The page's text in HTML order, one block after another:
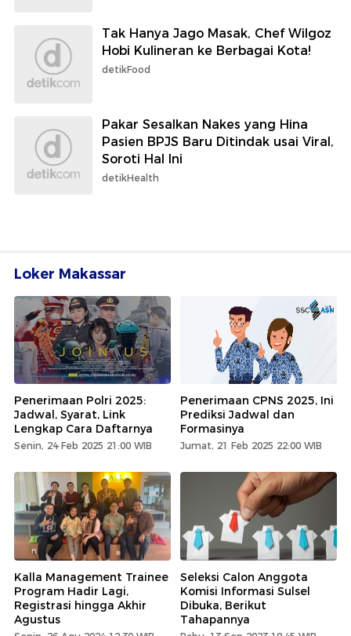
Tak Hanya Jago Masak, Chef Wilgoz
Hobi Kulineran ke Berbagai Kota!
detikFood
Pakar Sesalkan Nakes yang Hina
Pasien BPJS Baru Ditindak usai Viral,
Soroti Hal Ini
detikHealth
Loker Makassar
Penerimaan Polri 2025:
Jadwal, Syarat, Link
Lengkap Cara Daftarnya
Senin, 24 Feb 2025 21:00 WIB
Penerimaan CPNS 2025, Ini
Prediksi Jadwal dan
Formasinya
Jumat, 21 Feb 2025 22:00 WIB
Kalla Management Trainee
Program Hadir Lagi,
Registrasi hingga Akhir
Agustus
Seleksi Calon Anggota
Komisi Informasi Sulsel
Dibuka, Berikut
Tahapannya